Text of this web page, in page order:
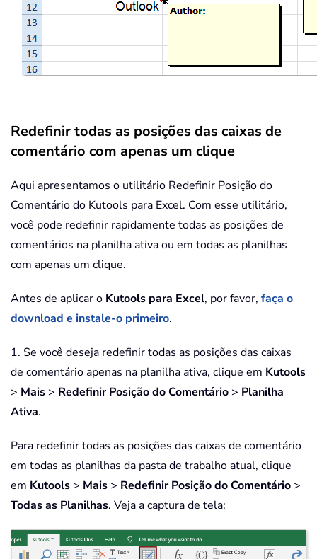
Redefinir todas as posições das caixas de
comentário com apenas um clique
Aqui apresentamos o utilitário Redefinir Posição do
Comentário do Kutools para Excel. Com esse utilitário,
você pode redefinir rapidamente todas as posições de
comentários na planilha ativa ou em todas as planilhas
com apenas um clique.
Antes de aplicar o Kutools para Excel, por favor, faça o
download e instale-o primeiro.
1. Se você deseja redefinir todas as posições das caixas
de comentário apenas na planilha ativa, clique em Kutools
> Mais > Redefinir Posição do Comentário > Planilha
Ativa.
Para redefinir todas as posições das caixas de comentário
em todas as planilhas da pasta de trabalho atual, clique
em Kutools > Mais > Redefinir Posição do Comentário >
Todas as Planilhas. Veja a captura de tela: